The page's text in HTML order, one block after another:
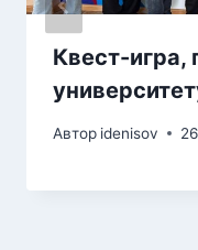
Квест-
Автор idenisov